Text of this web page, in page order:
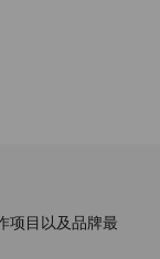
项目以及品牌最